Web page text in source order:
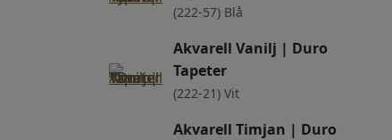
(222-57) Blå
Akvarell Vanilj | Duro
Tapeter
(222-21) Vit
Akvarell Timjan | Duro